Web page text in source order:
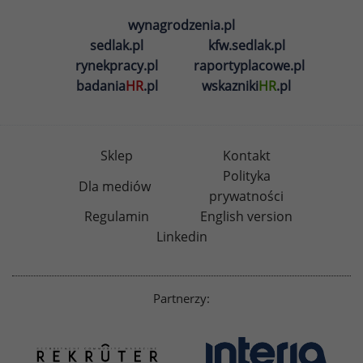
wynagrodzenia.pl
sedlak.pl
kfw.sedlak.pl
rynekpracy.pl
raportyplacowe.pl
badaniaHR.pl wskaznikiHR.pl
Sklep
Kontakt
Dla mediów
Polityka
prywatności
Regulamin
English version
Linkedin
Partnerzy: